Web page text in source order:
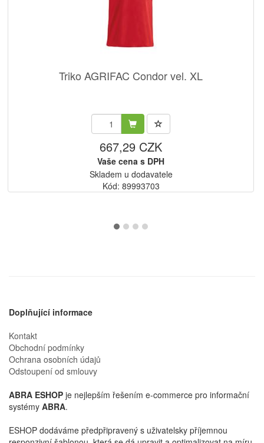
Triko AGRIFAC Condor vel. XL
667,29 CZK
Vaše cena s DPH
Skladem u dodavatele
Kód: 89993703
Doplňující informace
Kontakt
Obchodní podmínky
Ochrana osobních údajů
Odstoupení od smlouvy
ABRA ESHOP je nejlepším řešením e-commerce pro informační
systémy ABRA.
ESHOP dodáváme předpřipravený s uživatelsky příjemnou